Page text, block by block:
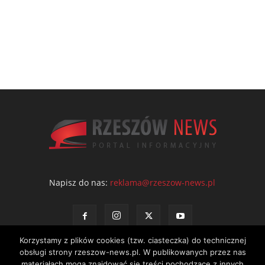
Napisz do nas: reklama@rzeszow-news.pl
Korzystamy z plików cookies (tzw. ciasteczka) do technicznej
obsługi strony rzeszow-news.pl. W publikowanych przez nas